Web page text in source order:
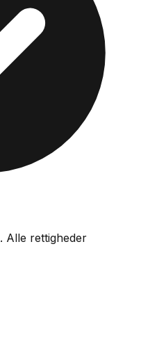
. Alle rettigheder